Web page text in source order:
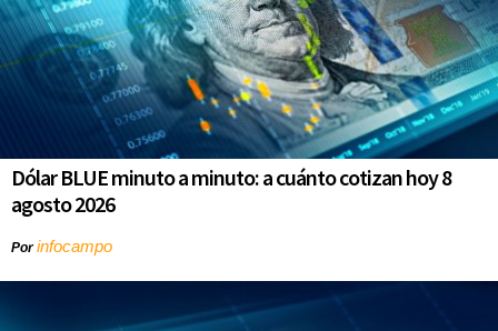
Dólar BLUE minuto a minuto: a cuánto cotizan hoy 8
agosto 2026
Porinfocampo